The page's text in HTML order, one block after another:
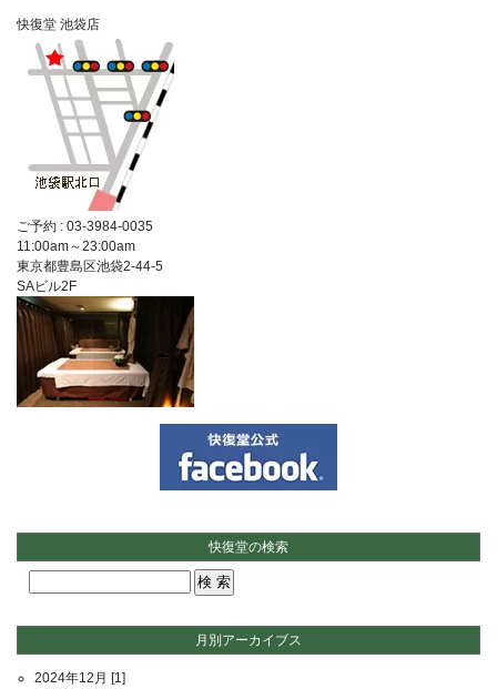
快復堂 池袋店
ご予約 : 03-3984-0035
11:00am～23:00am
東京都豊島区池袋2-44-5
SAビル2F
快復堂の検索
月別アーカイブス
2024年12月 [1]